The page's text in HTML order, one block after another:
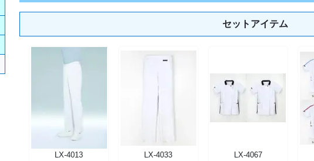
セットアイテム
LX-4013
LX-4033
LX-4067